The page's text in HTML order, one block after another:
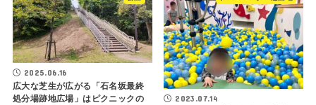
2025.06.16
広大な芝生が広がる「石名坂最終
処分場跡地広場」はピクニックの
2023.07.14